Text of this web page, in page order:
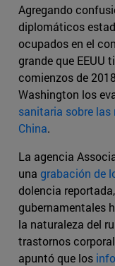
Agregando
diplomáticos
ocupados en el
grande que EEUU
comienzos de
Washington los
sanitaria sobre
China.
La agencia
una grabación de
dolencia
gubernamentales
la naturaleza del
trastornos
apuntó que los